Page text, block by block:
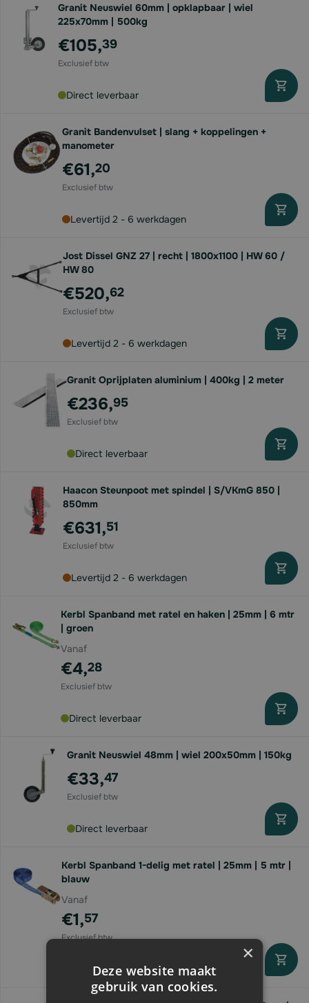
Granit Neuswiel 60mm | opklapbaar | wiel
225x70mm | 500kg
€105,39
Direct leverbaar
Granit Bandenvulset | slang + koppelingen +
manometer
€61,20
Levertijd 2 - 6 werkdagen
Jost Dissel GNZ 27 | recht | 1800x1100 | HW 60 /
HW 80
€520,62
Levertijd 2 - 6 werkdagen
Granit Oprijplaten aluminium | 400kg | 2 meter
€236,95
Direct leverbaar
Haacon Steunpoot met spindel | S/VKmG 850 |
850mm
€631,51
Levertijd 2 - 6 werkdagen
Kerbl Spanband met ratel en haken | 25mm | 6 mtr
| groen
Vanaf
€4,28
Direct leverbaar
Granit Neuswiel 48mm | wiel 200x50mm | 150kg
€33,47
Direct leverbaar
Kerbl Spanband 1-delig met ratel | 25mm | 5 mtr |
blauw
Vanaf
€1,57
Direct leverbaar
×
Deze website maakt
gebruik van cookies.